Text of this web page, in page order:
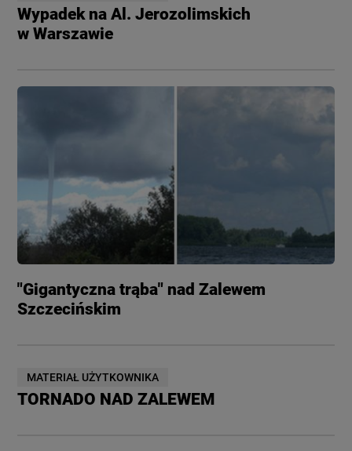
Wypadek na Al. Jerozolimskich
w Warszawie
"Gigantyczna trąba" nad Zalewem
Szczecińskim
MATERIAŁ UŻYTKOWNIKA
TORNADO NAD ZALEWEM